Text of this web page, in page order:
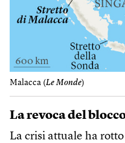
Malacca (Le Monde)
La revoca del
La crisi attuale ha